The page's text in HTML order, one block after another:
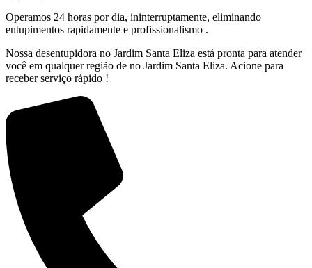
Operamos 24 horas por dia, ininterruptamente, eliminando
entupimentos rapidamente e profissionalismo .
Nossa desentupidora no Jardim Santa Eliza está pronta para atender
você em qualquer região de no Jardim Santa Eliza. Acione para
receber serviço rápido !